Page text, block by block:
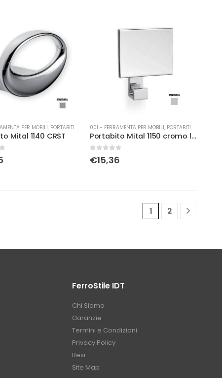
PER MOBILI, PORTABITI
Mital 1140 CRST
001 - FERRAMENTA PER MOBILI, PORTABITI
Portabito Mital 1150 cromo lucido
Su 5
€15,36
1 2
FerroStile IDT
Chi Siamo
Garanzie
Termini e Condizioni
Privacy Policy
Resi
Site Map